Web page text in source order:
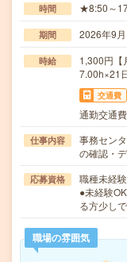
時間 ★8:50～
期間 2026年9月
時給
1,300円【
7.00h×21
交通費
通勤交通
仕事内容
事務セン
の確認・
応募資格
職種未経
●未経験
る方少し
職場の雰囲気